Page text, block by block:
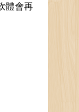
體會再